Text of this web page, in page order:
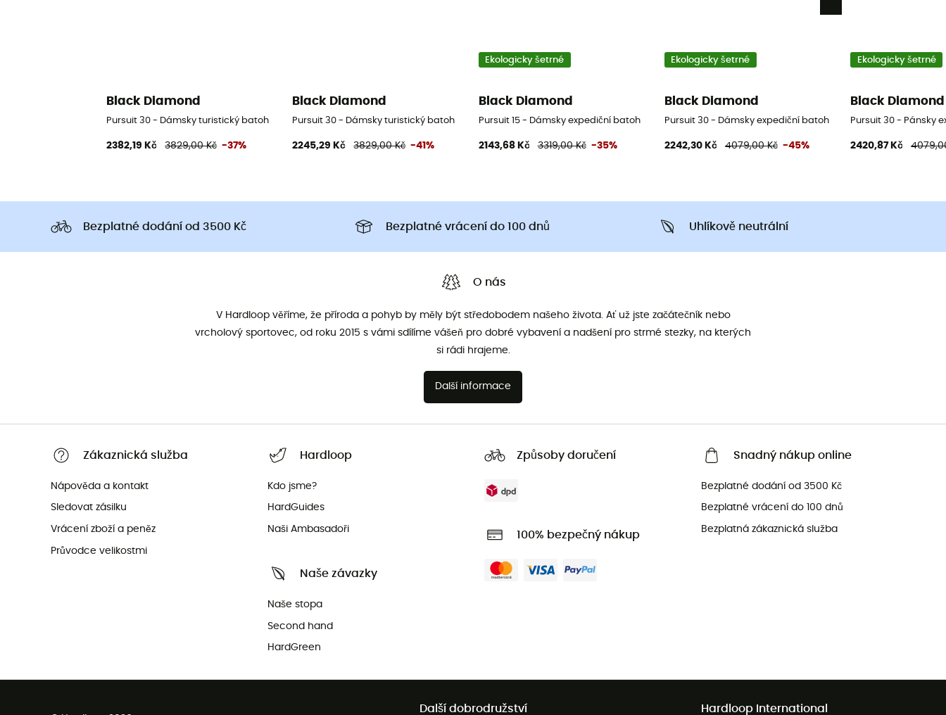
Black Diamond
Pursuit 30 - Dámsky turistický batoh
2382,19 Kč 3829,00 Kč -37%
Black Diamond
Pursuit 30 - Dámsky turistický batoh
2245,29 Kč 3829,00 Kč -41%
Ekologicky šetrné
Black Diamond
Pursuit 15 - Dámsky expediční batoh
2143,68 Kč 3319,00 Kč -35%
Ekologicky šetrné
Black Diamond
Pursuit 30 - Dámsky expediční batoh
2242,30 Kč 4079,00 Kč -45%
Ekologicky šetrné
Black Diamond
Pursuit 30 - Pánsky
2420,87 Kč
Bezplatné dodání od 3500 Kč Bezplatné vrácení do 100 dnů Uhlíkově neutrální
O nás
V Hardloop věříme, že příroda a pohyb by měly být středobodem našeho života. Ať už jste začátečník nebo
vrcholový sportovec, od roku 2015 s vámi sdílíme vášeň pro dobré vybavení a nadšení pro strmé stezky, na kterých
si rádi hrajeme.
Další informace
Zákaznická služba
Nápověda a kontakt
Sledovat zásilku
Vrácení zboží a peněz
Průvodce velikostmi
Hardloop
Kdo jsme?
HardGuides
Naši Ambasadoři
Naše závazky
Naše stopa
Second hand
HardGreen
Způsoby doručení
100% bezpečný nákup
Snadný nákup online
Bezplatné dodání od 3500 Kč
Bezplatné vrácení do 100 dnů
Bezplatná zákaznická služba
Další dobrodružství Hardloop International